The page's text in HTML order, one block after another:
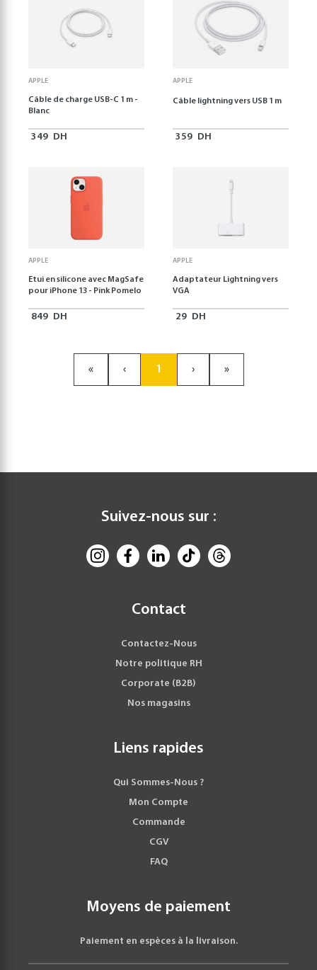
APPLE
Câble de charge USB-C 1 m -
Blanc
349 DH
APPLE
Câble lightning vers USB 1 m
359 DH
APPLE
Etui en silicone avec MagSafe
pour iPhone 13 - Pink Pomelo
849 DH
APPLE
Adaptateur Lightning vers
VGA
29 DH
« ‹ 1 › »
Suivez-nous sur :
Contact
Contactez-Nous
Notre politique RH
Corporate (B2B)
Nos magasins
Liens rapides
Qui Sommes-Nous ?
Mon Compte
Commande
CGV
FAQ
Moyens de paiement
Paiement en espèces à la livraison.